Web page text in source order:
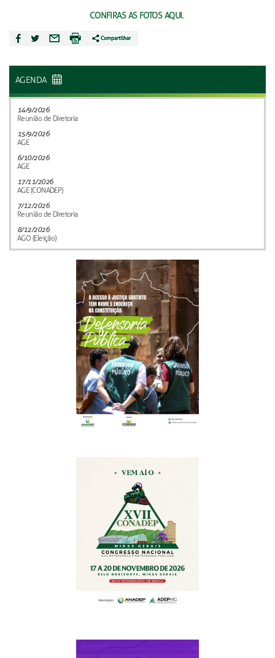
CONFIRAS AS FOTOS AQUI.
AGENDA
14/9/2026
Reunião de Diretoria
15/9/2026
AGE
6/10/2026
AGE
17/11/2026
AGE (CONADEP)
7/12/2026
Reunião de Diretoria
8/12/2026
AGO (Eleição)